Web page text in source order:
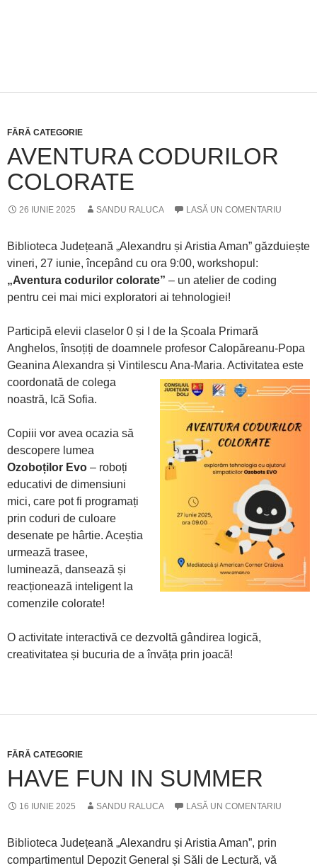
FĂRĂ CATEGORIE
AVENTURA CODURILOR
COLORATE
26 IUNIE 2025 SANDU RALUCA LASĂ UN COMENTARIU
Biblioteca Județeană „Alexandru și Aristia Aman” găzduiește
vineri, 27 iunie, începând cu ora 9:00, workshopul:
„Aventura codurilor colorate” – un atelier de coding
pentru cei mai mici exploratori ai tehnologiei!
Participă elevii claselor 0 și I de la Școala Primară
Anghelos, însoțiți de doamnele profesor Calopăreanu-Popa
Geanina Alexandra și Vintilescu Ana-Maria. Activitatea este
coordonată de colega
noastră, Ică Sofia.
Copiii vor avea ocazia să
descopere lumea
Ozoboților Evo – roboți
educativi de dimensiuni
mici, care pot fi programați
prin coduri de culoare
desenate pe hârtie. Aceștia
urmează trasee,
luminează, dansează și
reacționează inteligent la
comenzile colorate!
O activitate interactivă ce dezvoltă gândirea logică,
creativitatea și bucuria de a învăța prin joacă!
FĂRĂ CATEGORIE
HAVE FUN IN SUMMER
16 IUNIE 2025 SANDU RALUCA LASĂ UN COMENTARIU
Biblioteca Județeană „Alexandru și Aristia Aman”, prin
compartimentul Depozit General și Săli de Lectură, vă